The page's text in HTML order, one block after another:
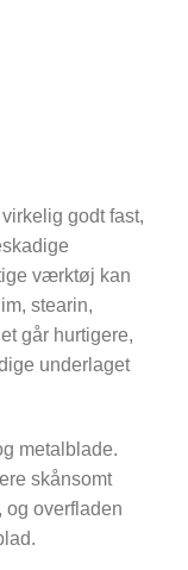
godt fast,
værktøj kan
stearin,
går hurtigere,
underlaget
metalblade.
skånsomt
og overfladen